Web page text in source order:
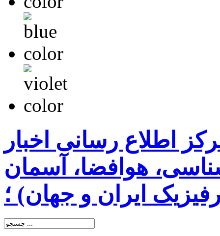
اطلاع رسانی اخبار
هوافضا، آسمان
ایران و جهان) ؛